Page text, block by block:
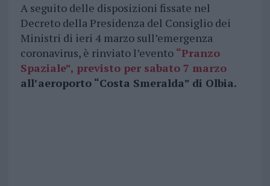
A seguito delle disposizioni fissate nel
Decreto della Presidenza del Consiglio dei
Ministri di ieri 4 marzo sull’emergenza
coronavirus, è rinviato l’evento “Pranzo
Spaziale”, previsto per sabato 7 marzo
all’aeroporto “Costa Smeralda” di Olbia.